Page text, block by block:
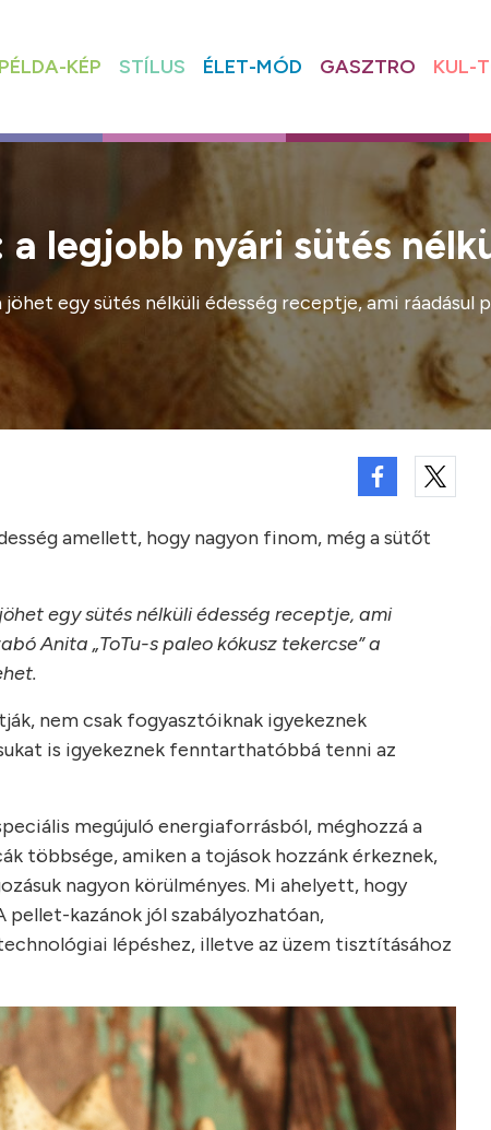
PÉLDA-KÉP STÍLUS ÉLET-MÓD GASZTRO KUL-
legjobb nyári sütés
egy sütés nélküli édesség receptje, ami
amellett, hogy nagyon finom, még a sütőt
egy sütés nélküli édesség receptje, ami
Anita „ToTu-s paleo kókusz tekercse” a
nem csak fogyasztóiknak igyekeznek
is igyekeznek fenntarthatóbbá tenni az
megújuló energiaforrásból, méghozzá a
többsége, amiken a tojások hozzánk érkeznek,
nagyon körülményes. Mi ahelyett, hogy
kazánok jól szabályozhatóan,
lépéshez, illetve az üzem tisztításához